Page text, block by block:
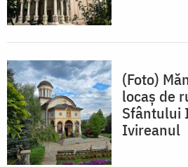
(Foto)
locaș de
Sfântului
Ivireanul